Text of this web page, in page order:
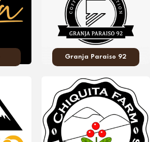
Granja Paraiso 92